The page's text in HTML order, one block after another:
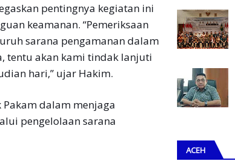
pentingnya kegiatan ini
keamanan. “Pemeriksaan
sarana pengamanan dalam
tentu akan kami tindak lanjuti
hari,” ujar Hakim.
dalam menjaga
pengelolaan sarana
ACEH